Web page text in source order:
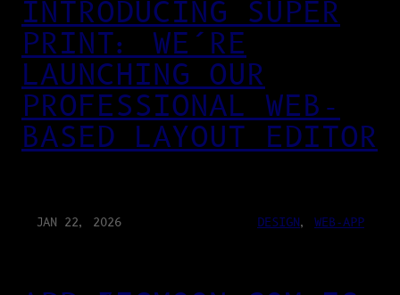
INTRODUCING SUPER
PRINT: WE’RE
LAUNCHING OUR
PROFESSIONAL WEB-
BASED LAYOUT EDITOR
JAN 22, 2026 DESIGN, WEB-APP